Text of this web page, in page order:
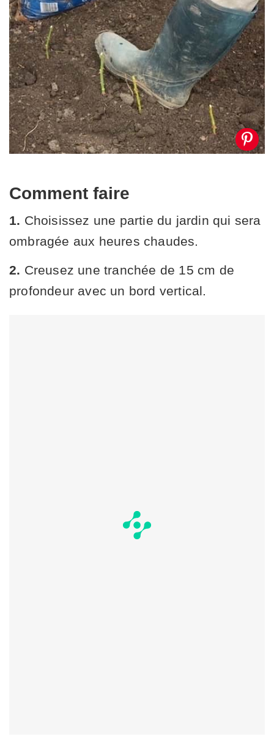
Comment faire
1. Choisissez une partie du jardin qui sera
ombragée aux heures chaudes.
2. Creusez une tranchée de 15 cm de
profondeur avec un bord vertical.